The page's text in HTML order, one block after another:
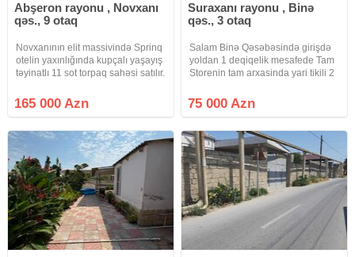
Abşeron rayonu , Novxanı
qəs., 9 otaq
Novxanının elit massivində Sprinq
otelin yaxınlığında kupçalı yaşayış
təyinatlı 11 sot torpaq sahəsi satılır.
etmək mümkündür.Hasarlı torpaq
sahəsində çoxlu üzüm tənəkləri
165 000 Azn
Suraxanı rayonu , Binə
qəs., 3 otaq
Salam Binə Qəsəbəsində girişdə
yoldan 1 deqiqelik mesafede Tam
Storenin tam arxasinda yari tikili 2
plana dusub sotu 50minden
hesablanib 1000 eded das
75 000 Azn